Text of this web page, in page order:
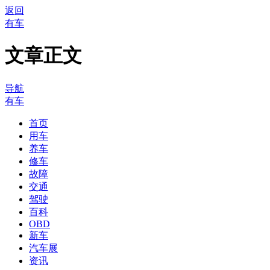
返回
有车
文章正文
导航
有车
首页
用车
养车
修车
故障
交通
驾驶
百科
OBD
新车
汽车展
资讯